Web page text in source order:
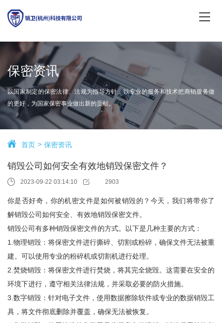
保密资讯
以国家制定的保密法律、法规为指导方针，以专业的服务和技术把商销服务做
的更好，为国家保密事业做出新的贡献。
首页 保密资讯
销毁公司如何安全有效地销毁保密文件？
2023-09-22 03:14:10 2903
你是否好奇，你的机密文件是如何被销毁的？今天，我们将带你了
解销毁公司如何安全、有效地销毁保密文件。
销毁公司有多种销毁保密文件的方式。以下是几种主要的方式：
1.物理销毁：将保密文件进行撕碎、切割或粉碎，确保文件无法被重
建。可以使用专业的粉碎机或切割机进行处理。
2.焚烧销毁：将保密文件进行焚烧，将其完全烧毁。这需要在安全的
环境下进行，遵守相关法律法规，并采取必要的防火措施。
3.数字销毁：针对电子文件，使用数据擦除软件或专业的数据销毁工
具，将文件彻底删除并覆盖，确保无法被恢复。